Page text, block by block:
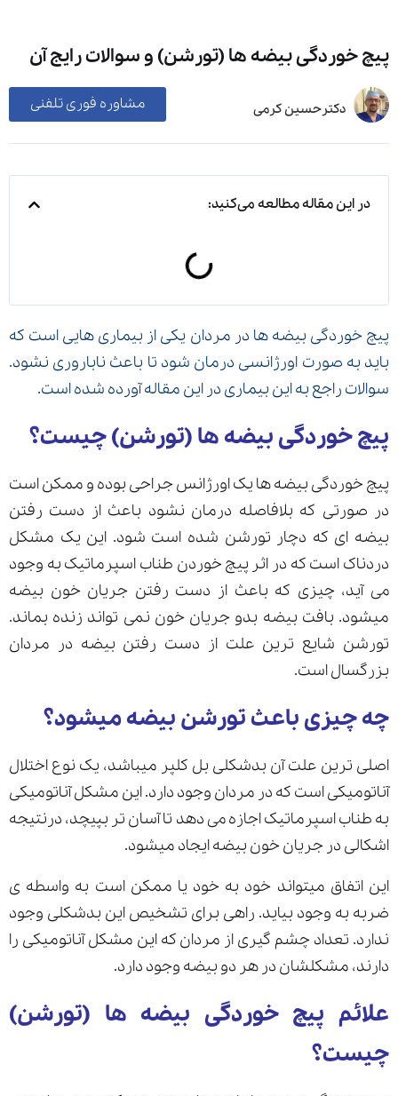
پیچ خوردگی بیضه ها (تورشن) و سوالات رایج آن
دکترحسین کرمی مشاوره فوری تلفنی
در این مقاله مطالعه می‌کنید:
پیچ خوردگی بیضه ها در مردان یکی از بیماری هایی است که
باید به صورت اورژانسی درمان شود تا باعث ناباروری نشود.
سوالات راجع به این بیماری در این مقاله آورده شده است.
پیچ خوردگی بیضه ها (تورشن) چیست؟
پیچ خوردگی بیضه ها یک اورژانس جراحی بوده و ممکن است
در صورتی که بلافاصله درمان نشود باعث از دست رفتن
بیضه ای که دچار تورشن شده است شود. این یک مشکل
دردناک است که در اثر پیچ خوردن طناب اسپرماتیک به وجود
می آید، چیزی که باعث از دست رفتن جریان خون بیضه
میشود. بافت بیضه بدو جریان خون نمی تواند زنده بماند.
تورشن شایع ترین علت از دست رفتن بیضه در مردان
بزرگسال است.
چه چیزی باعث تورشن بیضه میشود؟
اصلی ترین علت آن بدشکلی بل کلپر میباشد، یک نوع اختلال
آناتومیکی است که در مردان وجود دارد. این مشکل آناتومیکی
به طناب اسپرماتیک اجازه می دهد تا آسان تر بپیچد، درنتیجه
اشکالی در جریان خون بیضه ایجاد میشود.
این اتفاق میتواند خود به خود یا ممکن است به واسطه ی
ضربه به وجود بیاید. راهی برای تشخیص این بدشکلی وجود
ندارد. تعداد چشم گیری از مردان که این مشکل آناتومیکی را
دارند، مشکلشان در هر دو بیضه وجود دارد.
علائم پیچ خوردگی بیضه ها (تورشن)
چیست؟
ارسال
قدرت گرفته از همیارسیستم